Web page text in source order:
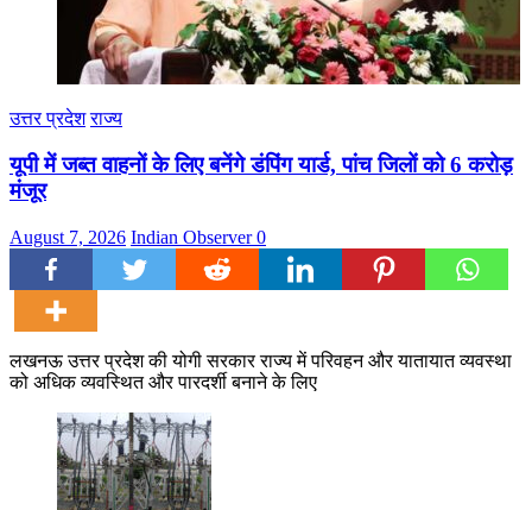
उत्तर प्रदेश राज्य
यूपी में जब्त वाहनों के लिए बनेंगे डंपिंग यार्ड, पांच जिलों को 6 करोड़
मंजूर
August 7, 2026 Indian Observer0
लखनऊ उत्तर प्रदेश की योगी सरकार राज्य में परिवहन और यातायात व्यवस्था
को अधिक व्यवस्थित और पारदर्शी बनाने के लिए